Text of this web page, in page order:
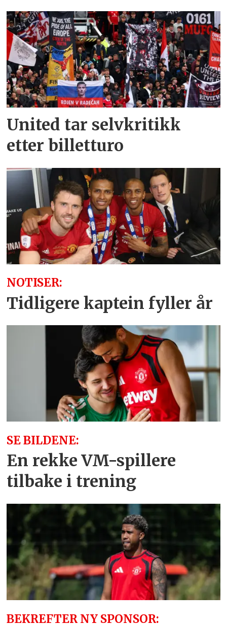
United tar selvkritikk
etter billetturo
NOTISER:
Tidligere kaptein fyller år
SE BILDENE:
En rekke VM-spillere
tilbake i trening
BEKREFTER NY SPONSOR: